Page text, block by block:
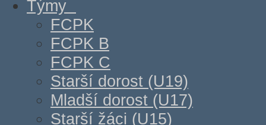
Týmy
FCPK
FCPK B
FCPK C
Starší dorost (U19)
Mladší dorost (U17)
Starší žáci (U15)